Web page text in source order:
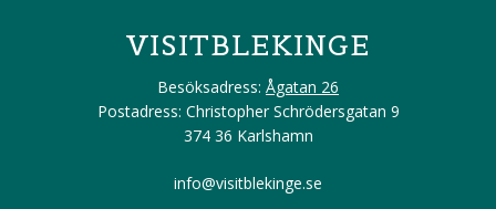
VISITBLEKINGE
Besöksadress: Ågatan 26
Postadress: Christopher Schrödersgatan 9
374 36 Karlshamn
info@visitblekinge.se